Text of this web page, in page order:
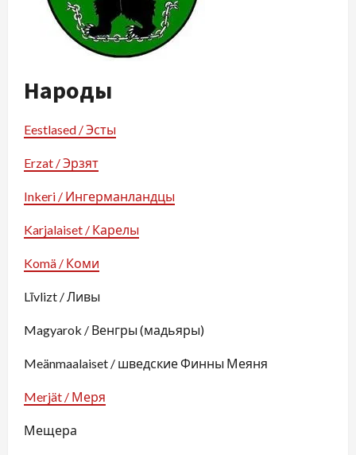
Народы
Eestlased / Эсты
Erzat / Эрзят
Inkeri / Ингерманландцы
Karjalaiset / Карелы
Komä / Коми
Līvlizt / Ливы
Magyarok / Венгры (мадьяры)
Meänmaalaiset / шведские Финны Меяня
Merjät / Меря
Мещера